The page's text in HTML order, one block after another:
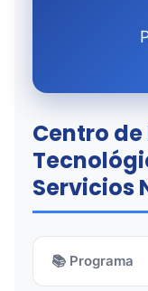
Centro
Servicios
📚 Programa